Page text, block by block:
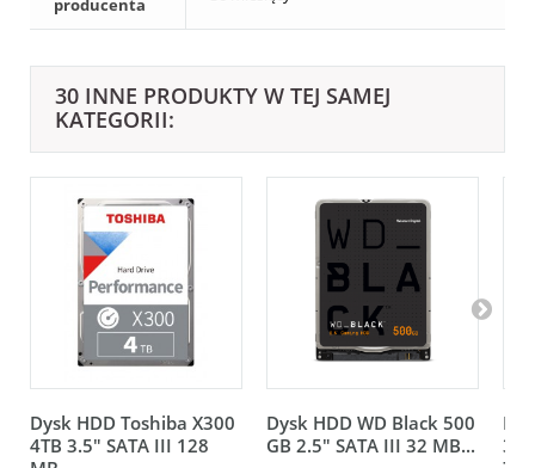
producenta
30 INNE PRODUKTY W TEJ SAMEJ
KATEGORII:
Dysk HDD Toshiba X300
4TB 3.5" SATA III 128
Dysk HDD WD Black 500
GB 2.5" SATA III 32 MB...